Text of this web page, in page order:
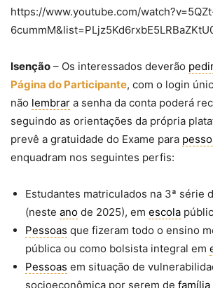
https://www.youtube.com/
Isenção – Os interessados deverão
Página do Participante, com o login
não lembrar a senha da conta poderá
seguindo as orientações da própria
prevê a gratuidade do Exame para
enquadram nos seguintes perfis:
Estudantes matriculados na 3ª série
(neste ano de 2025), em escola
Pessoas que fizeram todo o ensino
pública ou como bolsista integral em
Pessoas em situação de
socioeconômica por serem de família